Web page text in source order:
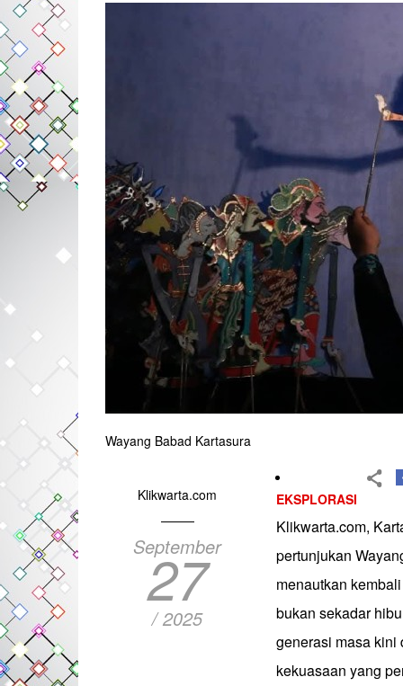
Wayang Babad Kartasura
Klikwarta.com
September
27
/ 2025
EKSPLORASI
Klikwarta.com,
pertunjukan
menautkan
bukan sekadar
generasi masa kini
kekuasaan yang